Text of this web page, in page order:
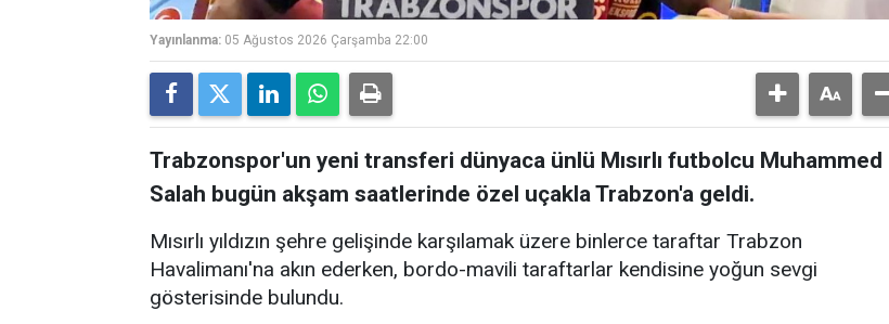
Yayınlanma: 05 Ağustos 2026 Çarşamba 22:00
Trabzonspor'un yeni transferi dünyaca ünlü Mısırlı futbolcu Muhammed
Salah bugün akşam saatlerinde özel uçakla Trabzon'a geldi.
Mısırlı yıldızın şehre gelişinde karşılamak üzere binlerce taraftar Trabzon
Havalimanı'na akın ederken, bordo-mavili taraftarlar kendisine yoğun sevgi
gösterisinde bulundu.